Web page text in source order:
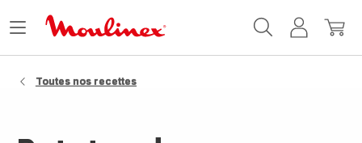
MonMon
Ouvrir
Toutes nos recettes